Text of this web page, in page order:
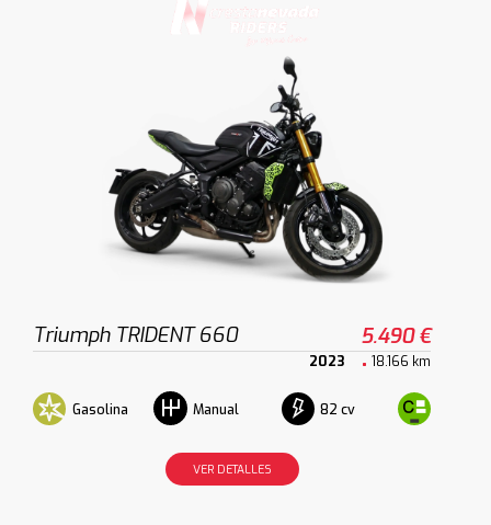
Triumph TRIDENT 660 5.490 €
2023 18.166 km
Gasolina Manual 82 cv
VER DETALLES